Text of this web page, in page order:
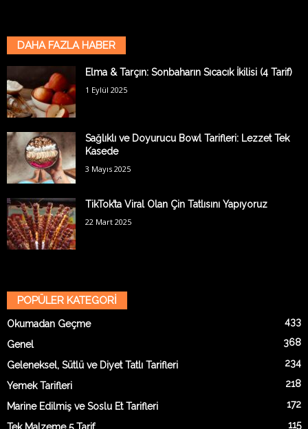
DAHA FAZLA HABER
Elma & Tarçın: Sonbaharın Sıcacık İkilisi (4 Tarif)
1 Eylül 2025
Sağlıklı ve Doyurucu Bowl Tarifleri: Lezzet Tek
Kasede
3 Mayıs 2025
TikTok’ta Viral Olan Çin Tatlısını Yapıyoruz
22 Mart 2025
POPÜLER KATEGORİ
Okumadan Geçme 433
Genel 368
Geleneksel, Sütlü ve Diyet Tatlı Tarifleri 234
Yemek Tarifleri 218
Marine Edilmiş ve Soslu Et Tarifleri 172
115